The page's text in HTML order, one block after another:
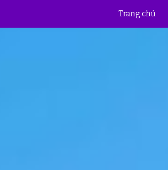
Trang chủ